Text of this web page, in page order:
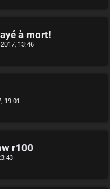
à mort!
13:46
19:01
r100